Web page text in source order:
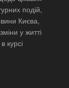
подій,
Києва,
у житті
курсі